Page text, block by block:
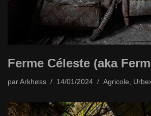
Ferme Céleste (aka
par Arkhøss 14/01/2024 Agricole